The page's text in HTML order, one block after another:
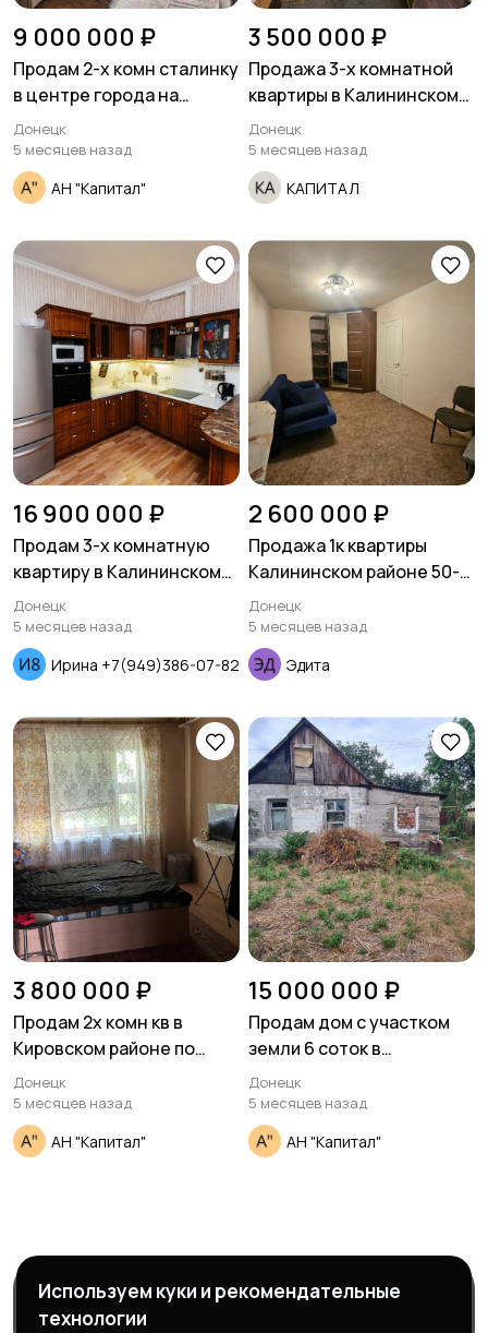
9 000 000 ₽
Продам 2-х комн сталинку
в центре города на
пл.Ленина
Донецк
5 месяцев назад
АН "Капитал"
3 500 000 ₽
Продажа 3-х комнатной
квартиры в Калининском
районе ул.Восточная
ориентир парк Гулливер.
Донецк
5 месяцев назад
КАПИТАЛ
16 900 000 ₽
Продам 3-х комнатную
квартиру в Калининском
районе проспект
Дзержинского
Донецк
5 месяцев назад
Ирина +7(949)386-07-82
2 600 000 ₽
Продажа 1к квартиры
Калининском районе 50-
гвардейской дивизии
Донецк
5 месяцев назад
Эдита
3 800 000 ₽
Продам 2х комн кв в
Кировском районе по
ул.Лизы Чайкиной
Донецк
5 месяцев назад
АН "Капитал"
15 000 000 ₽
Продам дом с участком
земли 6 соток в
Ленинском районе по ул.
Ветеренарна
Донецк
5 месяцев назад
АН "Капитал"
Магазины Блог
О нас
Служба поддержки
Используем куки и рекомендательные
технологии